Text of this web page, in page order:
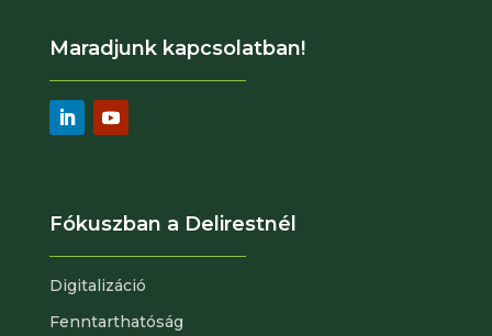
Maradjunk kapcsolatban!
Fókuszban a Delirestnél
Digitalizáció
Fenntarthatóság